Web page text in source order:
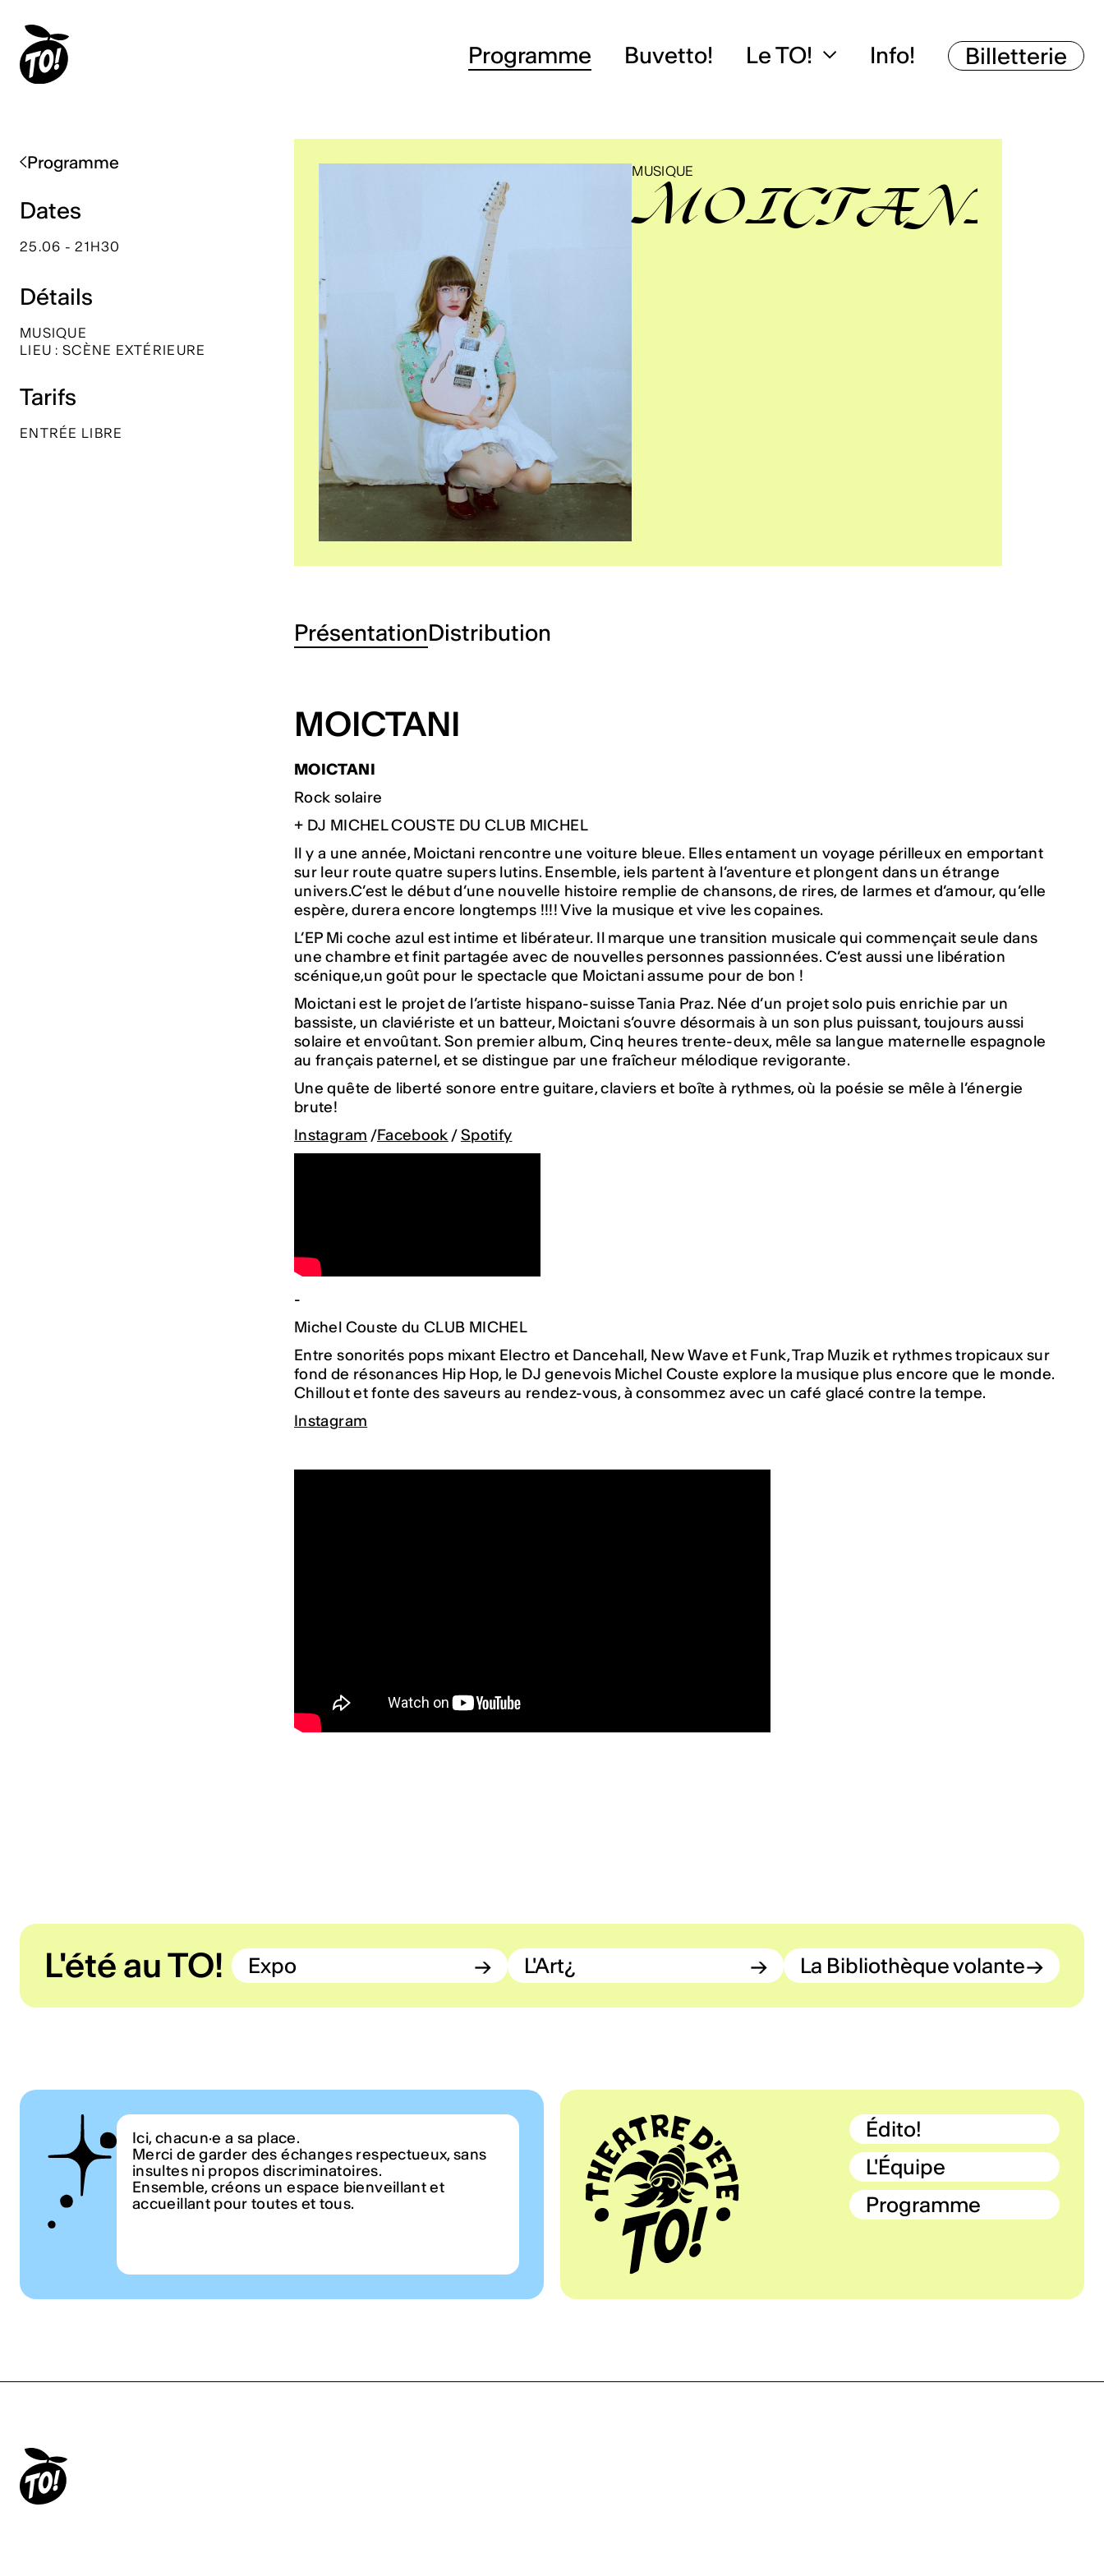
Programme Buvetto! Le TO! Info! Billetterie
Programme
Dates
25.06 - 21H30
Détails
MUSIQUE
LIEU : SCÈNE EXTÉRIEURE
Tarifs
ENTRÉE LIBRE
MUSIQUE
MOICTANI
PrésentationDistribution
MOICTANI
MOICTANI
Rock solaire
+ DJ MICHEL COUSTE DU CLUB MICHEL
Il y a une année, Moictani rencontre une voiture bleue. Elles entament un voyage périlleux en emportant
sur leur route quatre supers lutins. Ensemble, iels partent à l’aventure et plongent dans un étrange
univers.C’est le début d’une nouvelle histoire remplie de chansons, de rires, de larmes et d’amour, qu’elle
espère, durera encore longtemps !!!! Vive la musique et vive les copaines.
L’EP Mi coche azul est intime et libérateur. Il marque une transition musicale qui commençait seule dans
une chambre et finit partagée avec de nouvelles personnes passionnées. C’est aussi une libération
scénique,un goût pour le spectacle que Moictani assume pour de bon !
Moictani est le projet de l’artiste hispano-suisse Tania Praz. Née d’un projet solo puis enrichie par un
bassiste, un claviériste et un batteur, Moictani s’ouvre désormais à un son plus puissant, toujours aussi
solaire et envoûtant. Son premier album, Cinq heures trente-deux, mêle sa langue maternelle espagnole
au français paternel, et se distingue par une fraîcheur mélodique revigorante.
Une quête de liberté sonore entre guitare, claviers et boîte à rythmes, où la poésie se mêle à l’énergie
brute!
Instagram /Facebook /Spotify
-
Michel Couste du CLUB MICHEL
Entre sonorités pops mixant Electro et Dancehall, New Wave et Funk, Trap Muzik et rythmes tropicaux sur
fond de résonances Hip Hop, le DJ genevois Michel Couste explore la musique plus encore que le monde.
Chillout et fonte des saveurs au rendez-vous, à consommez avec un café glacé contre la tempe.
Instagram
L'été au TO! Expo → L'Art¿ → La Bibliothèque volante→
Ici, chacun·e a sa place.
Merci de garder des échanges respectueux, sans
insultes ni propos discriminatoires.
Ensemble, créons un espace bienveillant et
accueillant pour toutes et tous.
Édito!
L'Équipe
Programme